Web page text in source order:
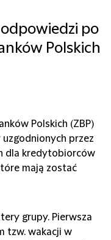
po
Polskich
Polskich (ZBP)
przez
dla kredytobiorców
mają zostać
grupy. Pierwsza
tzw. wakacji w